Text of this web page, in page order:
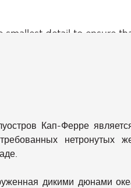
Кап-Ферре
нетронутых
дикими дюнами